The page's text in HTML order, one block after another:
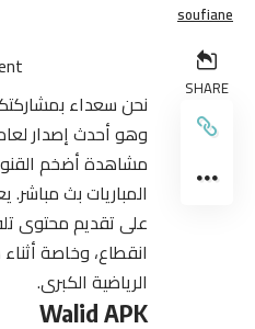
soufiane
SHARE
مشاهدة أضخم
المباريات بث مباشر.
على تقديم محتوى
انقطاع، وخاصة
الرياضية الكبرى.
Walid APK